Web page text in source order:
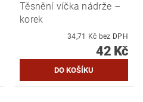
Těsnění víčka nádrže –
korek
34,71 Kč bez DPH
42 Kč